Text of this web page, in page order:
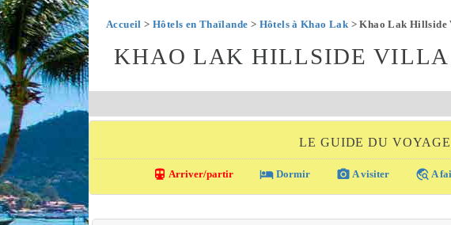
Accueil > Hôtels en Thaïlande > Hôtels à Khao Lak > Khao Lak Hillside
KHAO LAK HILLSIDE
LE GUIDE DU
directions_transit Arriver/partir local_hotel Dormir photo_camera A visiter travel_explore A